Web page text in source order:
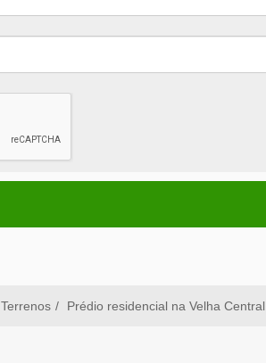
Terrenos Prédio residencial na Velha Central